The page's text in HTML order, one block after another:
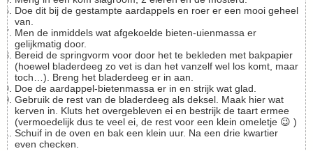
Doe dit bij de gestampte aardappels en roer er een mooi geheel
van.
Men de inmiddels wat afgekoelde bieten-uienmassa er
gelijkmatig door.
Bereid de springvorm voor door het te bekleden met bakpapier
(hoewel bladerdeeg zo vet is dan het vanzelf wel los komt, maar
toch…). Breng het bladerdeeg er in aan.
Doe de aardappel-bietenmassa er in en strijk wat glad.
Gebruik de rest van de bladerdeeg als deksel. Maak hier wat
kerven in. Kluts het overgebleven ei en bestrijk de taart ermee
(vermoedelijk dus te veel ei, de rest voor een klein omeletje 😉 )
Schuif in de oven en bak een klein uur. Na een drie kwartier
even checken.